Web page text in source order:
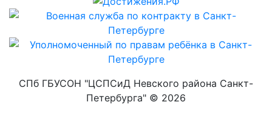
СПб ГБУСОН "ЦСПСиД Невского района Санкт-
Петербурга" © 2026